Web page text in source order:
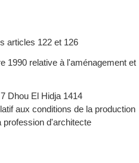
articles 122 et 126
1990 relative à l'aménagement et
Dhou El Hidja 1414
aux conditions de la production
profession d'architecte